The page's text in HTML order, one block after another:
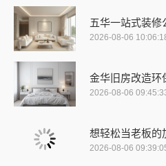
五华一站式装修
2026-08-06
金华旧房改造环
2026-08-06
想轻松当老板的
2026-08-06